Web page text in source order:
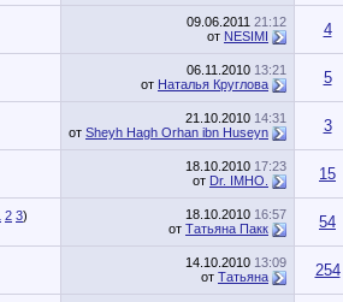
09.06.2011 21:12
от NESIMI 4
06.11.2010 13:21
от Наталья Круглова 5
21.10.2010 14:31
от Sheyh Hagh Orhan ibn Huseyn 3
18.10.2010 17:23
от Dr. IMHO. 15
2 3)
18.10.2010 16:57
от Татьяна Пакк 54
14.10.2010 13:09
от Татьяна 254